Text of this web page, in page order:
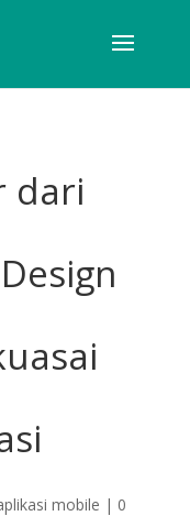
dari
mobile | 0